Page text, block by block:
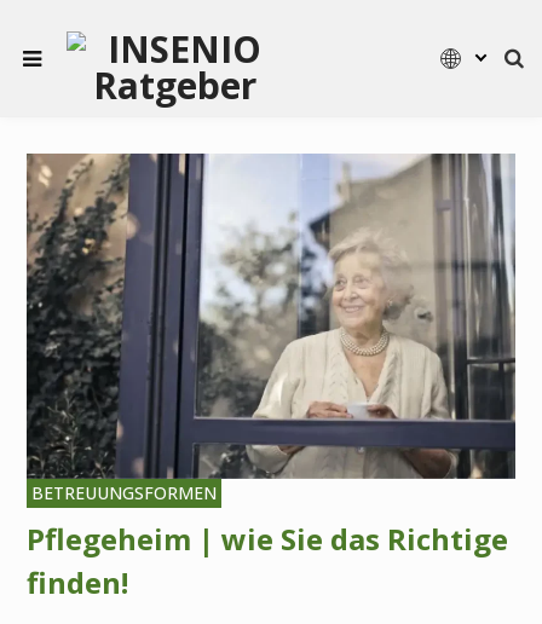
BETREUUNGSFORMEN
Pflegeheim | wie Sie das Richtige
finden!